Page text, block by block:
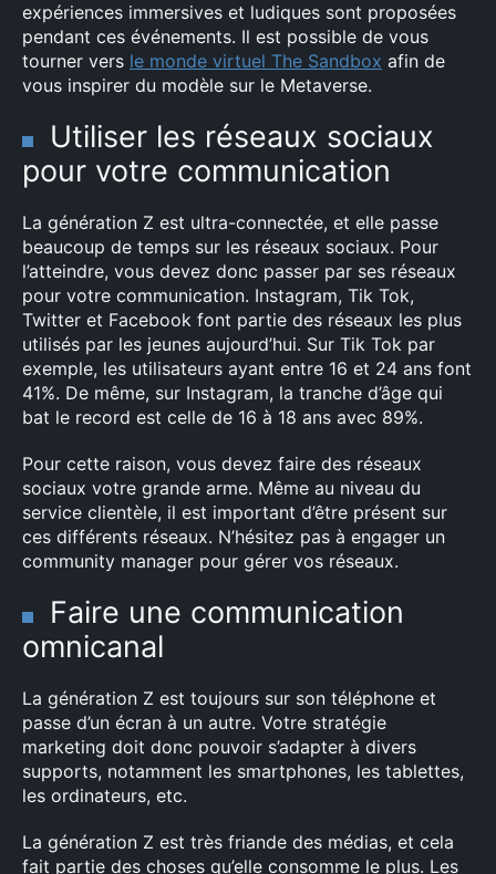
expériences immersives et ludiques sont proposées
pendant ces événements. Il est possible de vous
tourner vers le monde virtuel The Sandbox afin de
vous inspirer du modèle sur le Metaverse.
Utiliser les réseaux sociaux
pour votre communication
La génération Z est ultra-connectée, et elle passe
beaucoup de temps sur les réseaux sociaux. Pour
l’atteindre, vous devez donc passer par ses réseaux
pour votre communication. Instagram, Tik Tok,
Twitter et Facebook font partie des réseaux les plus
utilisés par les jeunes aujourd’hui. Sur Tik Tok par
exemple, les utilisateurs ayant entre 16 et 24 ans font
41%. De même, sur Instagram, la tranche d’âge qui
bat le record est celle de 16 à 18 ans avec 89%.
Pour cette raison, vous devez faire des réseaux
sociaux votre grande arme. Même au niveau du
service clientèle, il est important d’être présent sur
ces différents réseaux. N’hésitez pas à engager un
community manager pour gérer vos réseaux.
Faire une communication
omnicanal
La génération Z est toujours sur son téléphone et
passe d’un écran à un autre. Votre stratégie
marketing doit donc pouvoir s’adapter à divers
supports, notamment les smartphones, les tablettes,
les ordinateurs, etc.
La génération Z est très friande des médias, et cela
fait partie des choses qu’elle consomme le plus. Les